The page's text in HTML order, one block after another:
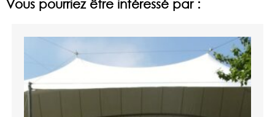
Vous pourriez être intéressé par :